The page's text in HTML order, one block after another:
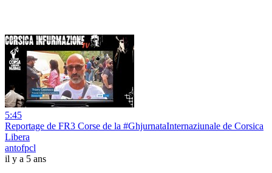
5:45
Reportage de FR3 Corse de la #GhjurnataInternaziunale de Corsica
Libera
antofpcl
il y a 5 ans